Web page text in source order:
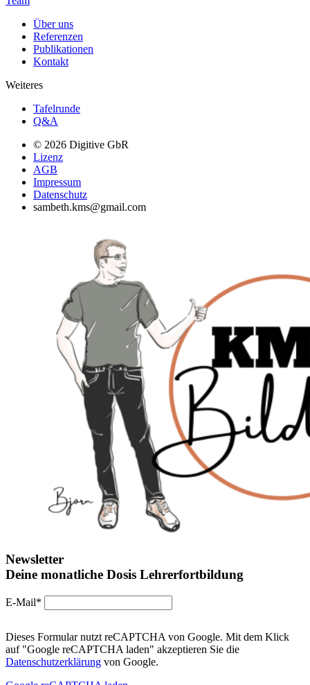
Über uns
Referenzen
Publikationen
Kontakt
Weiteres
Tafelrunde
Q&A
© 2026 Digitive GbR
Lizenz
AGB
Impressum
Datenschutz
sambeth.kms@gmail.com
Newsletter
Deine monatliche Dosis Lehrerfortbildung
E-Mail*
Dieses Formular nutzt reCAPTCHA von Google. Mit dem Klick
auf "Google reCAPTCHA laden" akzeptieren Sie die
Datenschutzerklärung von Google.